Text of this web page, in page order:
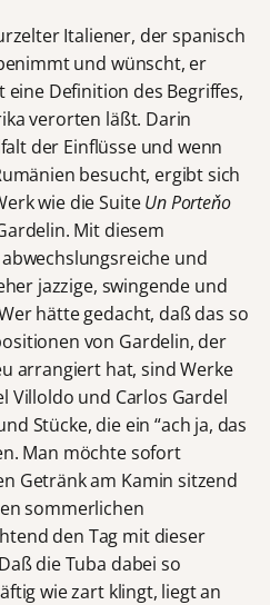
Italiener, der spanisch
und wünscht, er
eine Definition des Begriffes,
verorten läßt. Darin
der Einflüsse und wenn
besucht, ergibt sich
wie die SuiteUn Porteňo
Mit diesem
und
jazzige, swingende und
hätte gedacht, daß das so
von Gardelin, der
arrangiert hat, sind Werke
Villoldo und Carlos Gardel
Stücke, die ein “ach ja, das
Man möchte sofort
Getränk am Kamin sitzend
sommerlichen
den Tag mit dieser
die Tuba dabei so
wie zart klingt, liegt an